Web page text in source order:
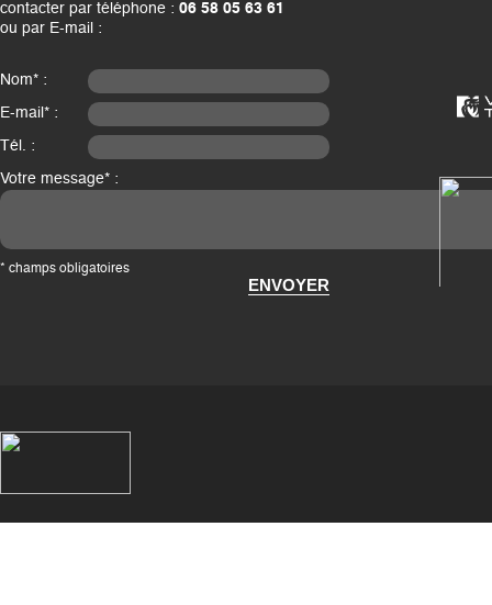
contacter par téléphone : 06 58 05 63 61
ou par E-mail :
Nom* :
E-mail* :
Tél. :
Votre message* :
* champs obligatoires